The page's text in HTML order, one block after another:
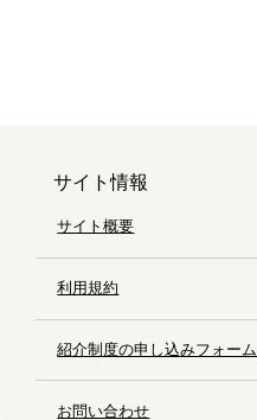
サイト情報
サイト概要
利用規約
紹介制度の申し込みフォーム
お問い合わせ